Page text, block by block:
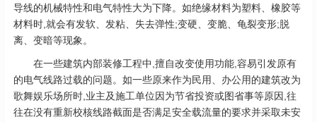
导线的机械特性和电气特性大为下降。如绝缘材料为塑料、橡胶等
材料时,就会有发软、发粘、失去弹性;变硬、变脆、龟裂变形;脱
离、变暗等现象。
在一些建筑内部装修工程中,擅自改变使用功能,容易引发原有
的电气线路过载的问题。如一些原来作为民用、办公用的建筑改为
歌舞娱乐场所时,业主及施工单位因为节省投资或图省事等原因,往
往在没有重新校核线路截面是否满足安全载流量的要求并采取未安